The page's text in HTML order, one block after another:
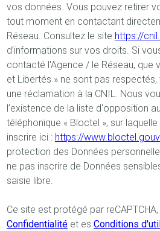
vos données. Vous pouvez retirer
tout moment en contactant
Réseau. Consultez le site https://
d’informations sur vos droits. Si
contacté l'Agence / le Réseau, que
et Libertés » ne sont pas
une réclamation à la CNIL. Nous
l’existence de la liste d'opposition
téléphonique « Bloctel », sur
inscrire ici : https://
protection des Données
ne pas inscrire de Données
saisie libre.
Ce site est protégé par reCAPTCHA,
Confidentialité et es Conditions